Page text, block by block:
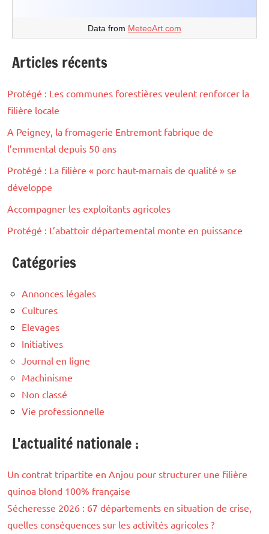
Data from MeteoArt.com
Articles récents
Protégé : Les communes forestières veulent renforcer la
filière locale
A Peigney, la fromagerie Entremont fabrique de
l’emmental depuis 50 ans
Protégé : La filière « porc haut-marnais de qualité » se
développe
Accompagner les exploitants agricoles
Protégé : L’abattoir départemental monte en puissance
Catégories
Annonces légales
Cultures
Elevages
Initiatives
Journal en ligne
Machinisme
Non classé
Vie professionnelle
L'actualité nationale :
Un contrat tripartite en Anjou pour structurer une filière
quinoa blond 100% française
Sécheresse 2026 : 67 départements en situation de crise,
quelles conséquences sur les activités agricoles ?